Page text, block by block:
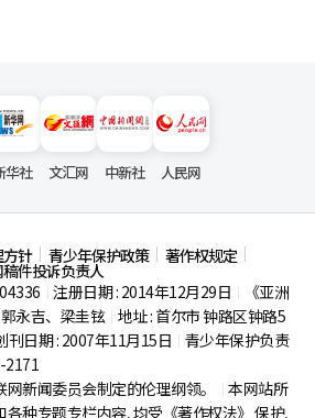
华社 文汇网 中新社 人民网
针 青少年保护政策 著作权规定
件投诉负责人
注册日期 : 2014年12月29日
《亚洲
永吉、梁圭铉 地址 : 首尔市钟路区钟路5
刊日期 : 2007年11月15日
青少年保护负责
2171
网新闻委员会制定的伦理纲领。
本网站所
种专题专栏内容, 均受《著作权法》 保护,